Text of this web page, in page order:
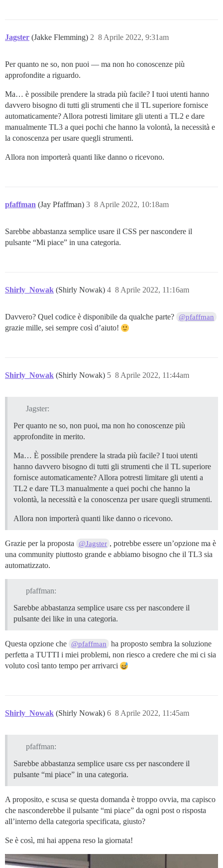
Jagster (Jakke Flemming) 8 Aprile 2022, 9:31am
2
Per quanto ne so, non puoi — ma non ho conoscenze più
approfondite a riguardo.
Ma… è possibile prendere la strada più facile? I tuoi utenti hanno
davvero bisogno di tutti gli strumenti che il TL superiore fornisce
automaticamente? Allora potresti limitare gli utenti a TL2 e dare
manualmente TL3 a quei pochi che hanno la volontà, la necessità e
la conoscenza per usare quegli strumenti.
Allora non importerà quanti like danno o ricevono.
pfaffman (Jay Pfaffman) 8 Aprile 2022, 10:18am
3
Sarebbe abbastanza semplice usare il CSS per nascondere il
pulsante “Mi piace” in una categoria.
Shirly_Nowak (Shirly Nowak) 8 Aprile 2022, 11:16am
4
Davvero? Quel codice è disponibile da qualche parte? @pfaffman
grazie mille, sei sempre così d’aiuto!
Shirly_Nowak (Shirly Nowak) 8 Aprile 2022, 11:44am
5
Jagster:
Per quanto ne so, non puoi, ma non ho conoscenze più
approfondite in merito.
Ma… È possibile prendere la strada più facile? I tuoi utenti
hanno davvero bisogno di tutti gli strumenti che il TL superiore
fornisce automaticamente? Allora potresti limitare gli utenti a
TL2 e dare TL3 manualmente a quei pochi che hanno la
volontà, la necessità e la conoscenza per usare quegli strumenti.
Allora non importerà quanti like danno o ricevono.
Grazie per la proposta @Jagster , potrebbe essere un’opzione ma è
una community piuttosto grande e abbiamo bisogno che il TL3 sia
automatizzato.
pfaffman:
Sarebbe abbastanza semplice usare css per nascondere il
pulsante dei like in una categoria.
Questa opzione che @pfaffman
ha proposto sembra la soluzione
perfetta a TUTTI i miei problemi, non riesco a credere che mi ci sia
voluto così tanto tempo per arrivarci
Shirly_Nowak (Shirly Nowak) 8 Aprile 2022, 11:45am
6
pfaffman:
Sarebbe abbastanza semplice usare css per nascondere il
pulsante “mi piace” in una categoria.
A proposito, e scusa se questa domanda è troppo ovvia, ma capisco
che nasconderebbe il pulsante “mi piace” da ogni post o risposta
all’interno della categoria specificata, giusto?
Se è così, mi hai appena reso la giornata!